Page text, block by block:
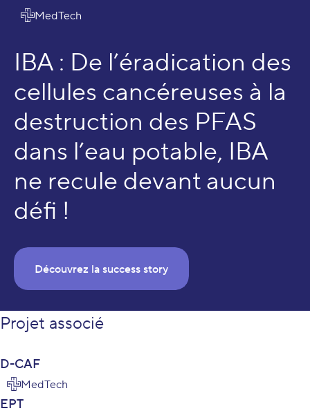
IBA : De l’éradication des
cellules cancéreuses à la
destruction des PFAS
dans l’eau potable, IBA
ne recule devant aucun
défi !
Écosystème
MedTech
Découvrez la success story
Projet associé
D-CAF
MedTech
EPT